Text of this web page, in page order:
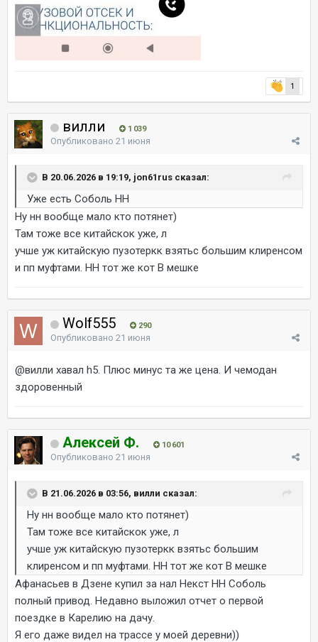
1
вилли 1 039
Опубликовано 21 июня
В 20.06.2026 в 19:19, jon61rus сказал:
Уже есть Соболь НН
Ну нн вообще мало кто потянет)
Там тоже все китайскок уже, л
учше уж китайскую пузотеркк взятьс большим клиренсом
и пп муфтами. НН тот же кот В мешке
Wolf555 290
Опубликовано 21 июня
@вилли хавал h5. Плюс минус та же цена. И чемодан
здоровенный
Алексей Ф. 10 601
Опубликовано 21 июня
В 21.06.2026 в 03:56, вилли сказал:
Ну нн вообще мало кто потянет)
Там тоже все китайскок уже, л
учше уж китайскую пузотеркк взятьс большим
клиренсом и пп муфтами. НН тот же кот В мешке
Афанасьев в Дзене купил за нал Некст НН Соболь
полный привод. Недавно выложил отчет о первой
поездке в Карелию на дачу.
Я его даже видел на трассе у моей деревни))